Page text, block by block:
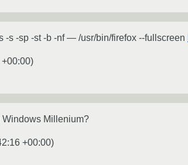
-s -sp -st -b -nf — /usr/bin/firefox --fullscreen
)
Windows Millenium?
+00:00)